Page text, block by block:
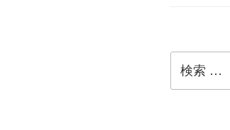
索: